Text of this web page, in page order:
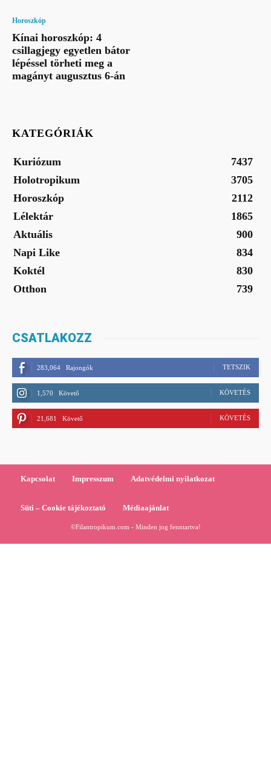
Horoszkóp
Kínai horoszkóp: 4
csillagjegy egyetlen bátor
lépéssel törheti meg a
magányt augusztus 6-án
KATEGÓRIÁK
Kuriózum
7437
Holotropikum
3705
Horoszkóp
2112
Lélektár
1865
Aktuális
900
Napi Like
834
Koktél
830
Otthon
739
CSATLAKOZZ
283,064 Rajongók TETSZIK
1,570 Követő KÖVETÉS
21,681 Követő KÖVETÉS
Kapcsolat Impresszum Adatvédelmi nyilatkozat
Süti – Cookie tájékoztató Médiaajánlat
©Filantropikum.com - Minden jog fenntartva!